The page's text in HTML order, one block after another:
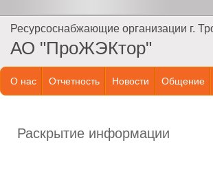
Ресурсоснабжающие организации г.
АО "ПроЖЭКтор"
О нас Отчетность Новости Общение
Раскрытие информации